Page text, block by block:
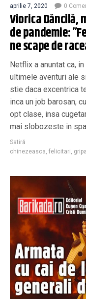
aprilie 7, 2020 0
Viorica Dăncilă,
de pandemie:
ne scape de
Netflix a anuntat ca,
ultimele aventuri ale
stie daca excentrica
inca un job barosan,
opt clase, insa
mai slobozeste in
Satiră
chinezeasca, felicitari, gripa